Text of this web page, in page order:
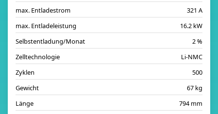
max. Entladestrom
321 A
max. Entladeleistung
16.2 kW
Selbstentladung/Monat
2 %
Zelltechnologie
Li-NMC
Zyklen
500
Gewicht
67 kg
Länge
794 mm